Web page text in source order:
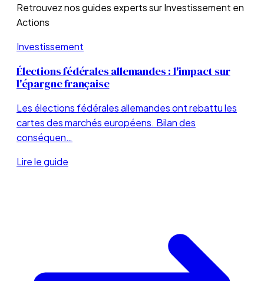
Retrouvez nos guides experts surInvestissement en
Actions
Investissement
Élections fédérales allemandes : l'impact sur
l'épargne française
Les élections fédérales allemandes ont rebattu les
cartes des marchés européens. Bilan des
conséquen…
Lire le guide